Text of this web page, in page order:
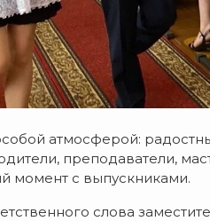
атмосферой:
преподаватели,
момент с выпускниками.
слова